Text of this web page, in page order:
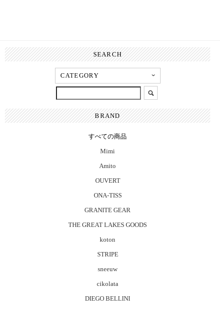
SEARCH
BRAND
すべての商品
Mimi
Amito
OUVERT
ONA-TISS
GRANITE GEAR
THE GREAT LAKES GOODS
koton
STRIPE
sneeuw
cikolata
DIEGO BELLINI